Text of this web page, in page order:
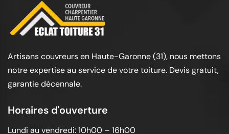
Artisans couvreurs en Haute-Garonne (31), nous mettons
notre expertise au service de votre toiture. Devis gratuit,
garantie décennale.
Horaires d'ouverture
Lundi au vendredi: 10h00 – 16h00